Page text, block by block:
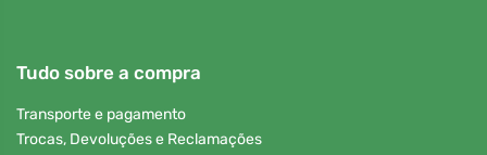
Tudo sobre a compra
Transporte e pagamento
Trocas, Devoluções e Reclamações